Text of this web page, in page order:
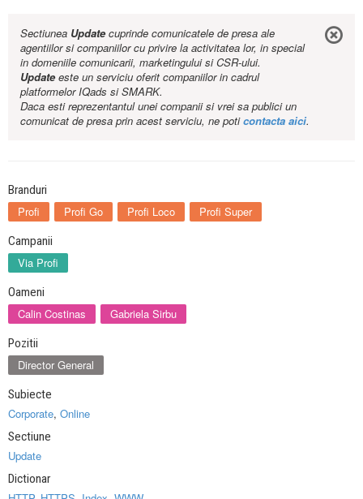
Sectiunea Updatecuprinde comunicatele de presa ale
agentiilor si companiilor cu privire la activitatea lor, in special
in domeniile comunicarii, marketingului si CSR-ului.
Updateeste un serviciu oferit companiilor in cadrul
platformelor IQads si SMARK.
Daca esti reprezentantul unei companii si vrei sa publici un
comunicat de presa prin acest serviciu, ne poticontacta aici.
Branduri
Profi Profi Go Profi Loco Profi Super
Campanii
Via Profi
Oameni
Calin Costinas Gabriela Sirbu
Pozitii
Director General
Subiecte
Corporate, Online
Sectiune
Update
Dictionar